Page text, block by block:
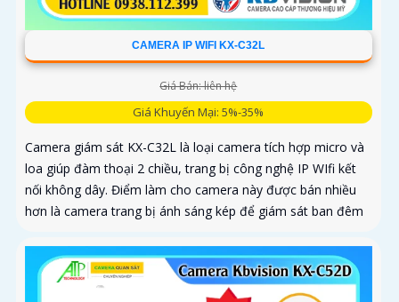
CAMERA IP WIFI KX-C32L
Giá Bán: liên hệ
Giá Khuyến Mại: 5%-35%
Camera giám sát KX-C32L là loại camera tích hợp micro và
loa giúp đàm thoại 2 chiều, trang bị công nghệ IP WIfi kết
nối không dây. Điểm làm cho camera này được bán nhiều
hơn là camera trang bị ánh sáng kép để giám sát ban đêm